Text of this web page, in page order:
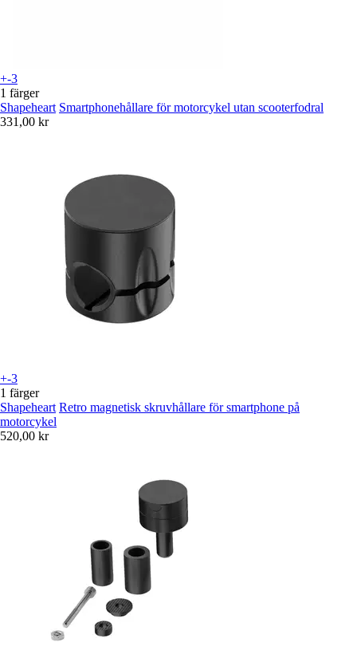
+-3
1 färger
Shapeheart Smartphonehållare för motorcykel utan scooterfodral
331,00 kr
+-3
1 färger
Shapeheart Retro magnetisk skruvhållare för smartphone på
motorcykel
520,00 kr